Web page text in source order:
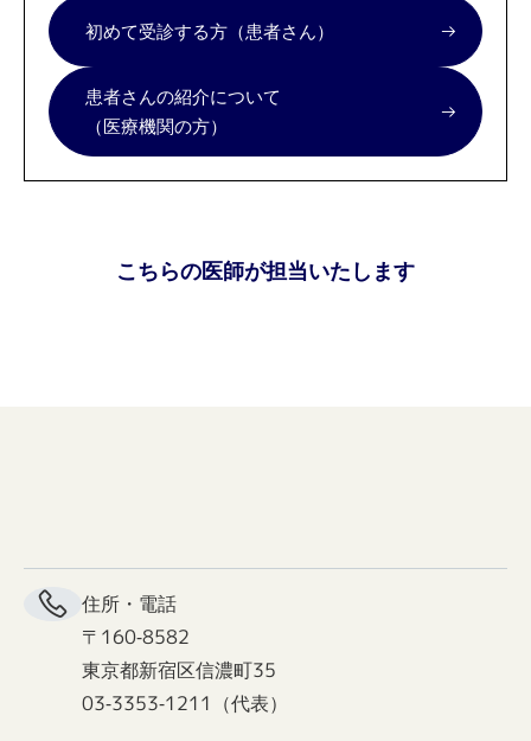
初めて受診する方（患者さん）
患者さんの紹介について
（医療機関の方）
こちらの医師が担当いたします
住所・電話
〒160-8582
東京都新宿区信濃町35
03-3353-1211（代表）